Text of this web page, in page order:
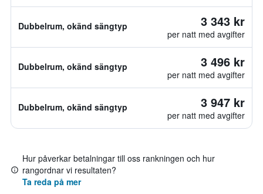
Dubbelrum, okänd sängtyp 3 343 kr
per natt med avgifter
Dubbelrum, okänd sängtyp 3 496 kr
per natt med avgifter
Dubbelrum, okänd sängtyp 3 947 kr
per natt med avgifter
Hur påverkar betalningar till oss rankningen och hur
rangordnar vi resultaten?
Ta reda på mer